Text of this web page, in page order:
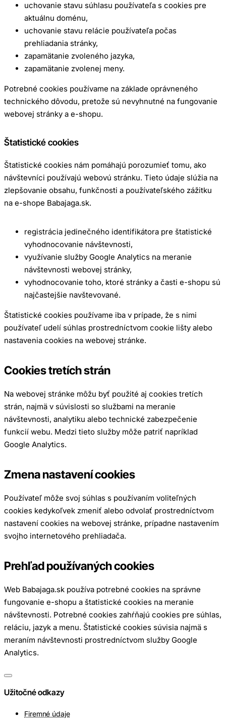
uchovanie stavu súhlasu používateľa s cookies pre
aktuálnu doménu,
uchovanie stavu relácie používateľa počas
prehliadania stránky,
zapamätanie zvoleného jazyka,
zapamätanie zvolenej meny.
Potrebné cookies používame na základe oprávneného
technického dôvodu, pretože sú nevyhnutné na fungovanie
webovej stránky a e-shopu.
Štatistické cookies
Štatistické cookies nám pomáhajú porozumieť tomu, ako
návštevníci používajú webovú stránku. Tieto údaje slúžia na
zlepšovanie obsahu, funkčnosti a používateľského zážitku
na e-shope Babajaga.sk.
registrácia jedinečného identifikátora pre štatistické
vyhodnocovanie návštevnosti,
využívanie služby Google Analytics na meranie
návštevnosti webovej stránky,
vyhodnocovanie toho, ktoré stránky a časti e-shopu sú
najčastejšie navštevované.
Štatistické cookies používame iba v prípade, že s nimi
používateľ udelí súhlas prostredníctvom cookie lišty alebo
nastavenia cookies na webovej stránke.
Cookies tretích strán
Na webovej stránke môžu byť použité aj cookies tretích
strán, najmä v súvislosti so službami na meranie
návštevnosti, analytiku alebo technické zabezpečenie
funkcií webu. Medzi tieto služby môže patriť napríklad
Google Analytics.
Zmena nastavení cookies
Používateľ môže svoj súhlas s používaním voliteľných
cookies kedykoľvek zmeniť alebo odvolať prostredníctvom
nastavení cookies na webovej stránke, prípadne nastavením
svojho internetového prehliadača.
Prehľad používaných cookies
Web Babajaga.sk používa potrebné cookies na správne
fungovanie e-shopu a štatistické cookies na meranie
návštevnosti. Potrebné cookies zahŕňajú cookies pre súhlas,
reláciu, jazyk a menu. Štatistické cookies súvisia najmä s
meraním návštevnosti prostredníctvom služby Google
Analytics.
Užitočné odkazy
Firemné údaje